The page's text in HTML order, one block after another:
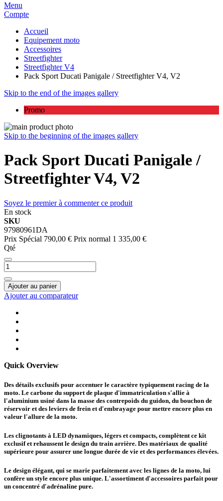
Menu
Compte
Accueil
Equipement moto
Accessoires
Streetfighter
Streetfighter V4
Pack Sport Ducati Panigale / Streetfighter V4, V2
Skip to the end of the images gallery
Promo
Skip to the beginning of the images gallery
Pack Sport Ducati Panigale /
Streetfighter V4, V2
Soyez le premier à commenter ce produit
En stock
SKU
97980961DA
Prix Spécial 790,00 € Prix normal 1 335,00 €
Qté
Ajouter au panier
Ajouter au comparateur
Quick Overview
Des détails exclusifs pour accentuer le caractère typiquement racing de la
moto. Le carbone du support de plaque d'immatriculation s'allie à
l'aluminium usiné dans la masse des contrepoids du guidon, du bouchon de
réservoir et des leviers de frein et d'embrayage pour mettre encore plus en
valeur l'allure de la moto.
Les clignotants à LED dynamiques, légers et compacts, complètent ce kit
exclusif et rehaussent le design du train arrière. Des matériaux de qualité
supérieure pour assurer une longue durée de vie et des performances élevées.
Le design élégant, qui se marie parfaitement avec les lignes de la moto, lui
confère un style encore plus unique. L'assortiment d'accessoires parfait pour
un concentré d'adrénaline pure.